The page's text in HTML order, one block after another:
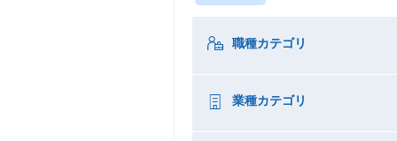
職種カテゴリ
業種カテゴリ